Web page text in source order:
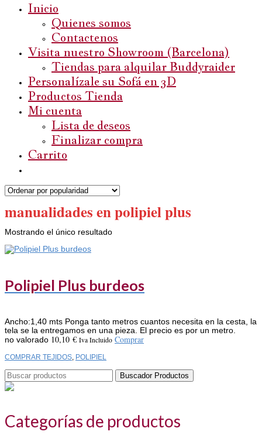
Inicio
Quienes somos
Contactenos
Visita nuestro Showroom (Barcelona)
Tiendas para alquilar Buddyraider
Personalízale su Sofá en 3D
Productos Tienda
Mi cuenta
Lista de deseos
Finalizar compra
Carrito
manualidades en polipiel plus
Mostrando el único resultado
Polipiel Plus burdeos
Ancho:1,40 mts Ponga tanto metros cuantos necesita en la cesta, la
tela se la entregamos en una pieza. El precio es por un metro.
no valorado 10,10 € Iva Incluido Comprar
COMPRAR TEJIDOS POLIPIEL
Buscar:
Categorías de productos